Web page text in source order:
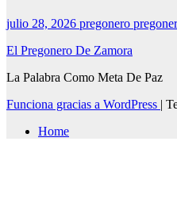
julio 28, 2026 pregonero
El Pregonero De Zamora
La Palabra Como Meta De Paz
Funciona gracias a WordPress |
Home